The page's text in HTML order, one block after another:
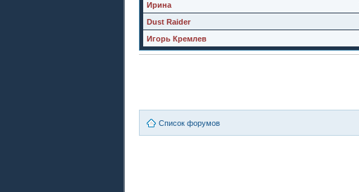
Ирина
Dust Raider
Игорь Кремлев
Список форумов